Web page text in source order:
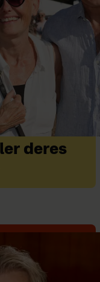
deres